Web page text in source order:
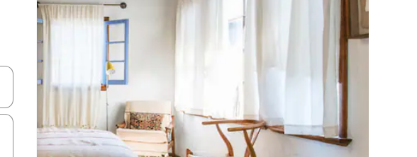
ನ್ಯಾವಿಗೇಟ್ ಮಾಡಿ ಅಥವಾ ಸ್ಪರ್ಶ ಅಥವಾ ಸ್ವೈಪ್ ಗೆಸ್ಚರ್‌ಗಳ ಮೂಲಕ ಅನ್ವೇಷಿಸಿ.